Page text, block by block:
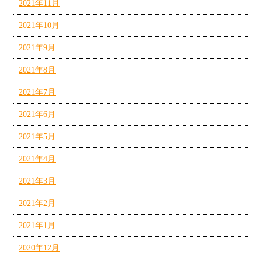
2021年11月
2021年10月
2021年9月
2021年8月
2021年7月
2021年6月
2021年5月
2021年4月
2021年3月
2021年2月
2021年1月
2020年12月